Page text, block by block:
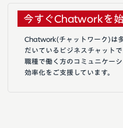
今すぐChatworkを始
Chatwork(チャットワーク)は
だいているビジネスチャットで
職種で働く方のコミュニケー
効率化をご支援しています。